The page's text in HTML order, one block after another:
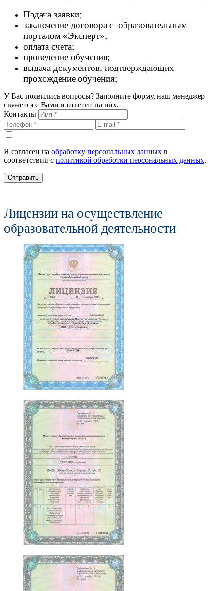
Подача заявки;
заключение договора с образовательным
порталом «Эксперт»;
оплата счета;
проведение обучения;
выдача документов, подтверждающих
прохождение обучения;
У Вас появились вопросы? Заполните форму, наш менеджер
свяжется с Вами и ответит на них.
Контакты
Я согласен на обработку персональных данных в
соответствии с политикой обработки персональных данных.
Отправить
Лицензии на осуществление
образовательной деятельности